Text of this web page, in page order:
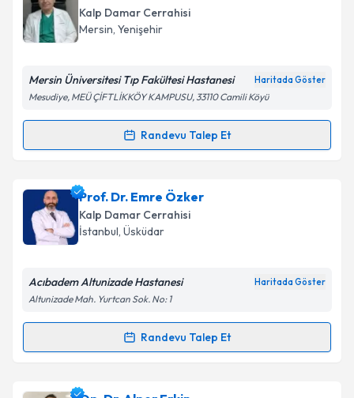
takvimi talebi oluşturun. Size bu uzmandan randevu
almanız için bir takvim hazırlandığında e-posta ile
E-posta Adresiniz
kapsamda işlenmesini kabul ediyorum.
Takvim Talebini Gönder
Prof. Dr. Nehir Sucu
Kalp Damar Cerrahisi
Mersin, Yenişehir
Mersin Üniversitesi Tıp Fakültesi Hastanesi
Mesudiye, MEÜ ÇİFTLİKKÖY KAMPUSU, 33110 Camili Köyü
Randevu Talep Et
Randevu Takvimi Talebi
Prof. Dr. Nehir Sucu için randevu takvimi talebi
oluşturun. Size bu uzmandan randevu almanız için bir
takvim hazırlandığında e-posta ile bilgilendireceğiz.
Kişisel verilerimin işlenmesine ilişkin
Prof. Dr. Emre Özker
Kalp Damar Cerrahisi
İstanbul, Üsküdar
Acıbadem Altunizade Hastanesi
Randevu Talep Et
Randevu Takvimi Talebi